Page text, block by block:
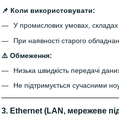
📌 Коли використовувати:
У промислових умовах, складах
При наявності старого
⚠️ Обмеження:
Низька швидкість передачі
Не підтримується сучасними
3. Ethernet (LAN, мережеве